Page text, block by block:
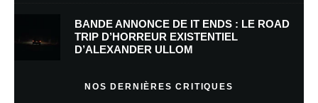
Prévenez-moi de tous les nouveaux commentaires par e-mail.
BANDE ANNONCE DE IT ENDS : LE ROAD
TRIP D’HORREUR EXISTENTIEL
D’ALEXANDER ULLOM
NOS DERNIÈRES CRITIQUES